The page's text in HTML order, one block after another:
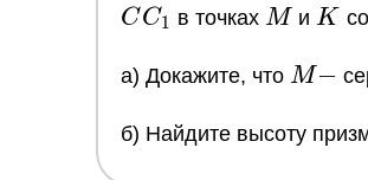
CC1 в точкахM
M иK
K
a) Докажите, что M
M−
б) Найдите высоту